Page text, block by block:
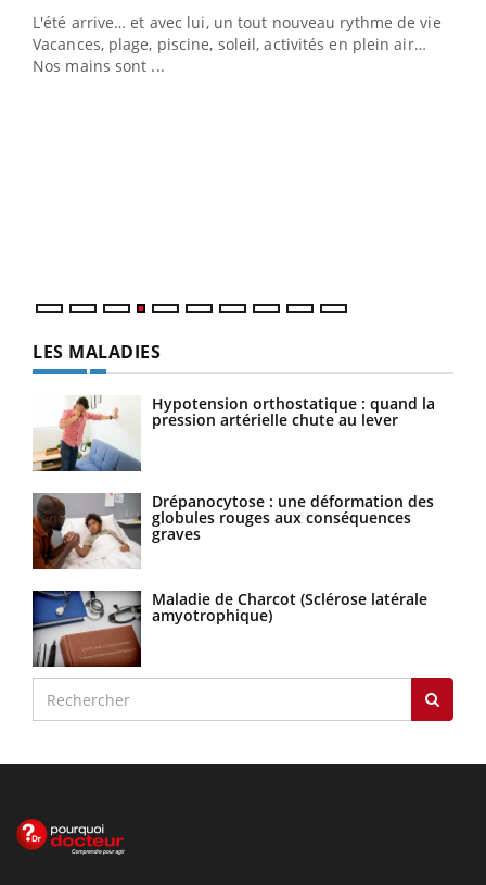
L'été arrive… et avec lui, un tout nouveau rythme de vie !
Vacances, plage, piscine, soleil, activités en plein air…
Nos mains sont ...
LES MALADIES
Hypotension orthostatique : quand la
pression artérielle chute au lever
Drépanocytose : une déformation des
globules rouges aux conséquences
graves
Maladie de Charcot (Sclérose latérale
amyotrophique)